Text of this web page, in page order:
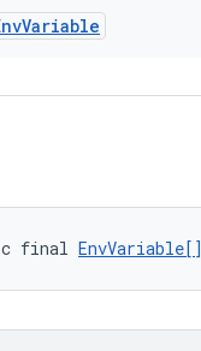
Variable
final EnvVariable[]